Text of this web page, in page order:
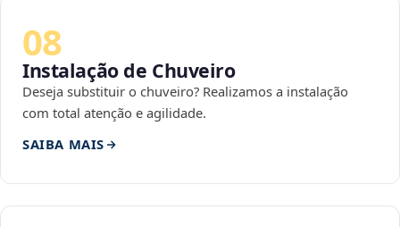
08
Instalação de Chuveiro
Deseja substituir o chuveiro? Realizamos a instalação
com total atenção e agilidade.
SAIBA MAIS